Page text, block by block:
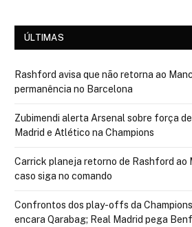
ÚLTIMAS
Rashford avisa que não retorna ao
permanência no Barcelona
Zubimendi alerta Arsenal sobre força
Madrid e Atlético na Champions
Carrick planeja retorno de Rashford ao
caso siga no comando
Confrontos dos play-offs da
encara Qarabag; Real Madrid pega